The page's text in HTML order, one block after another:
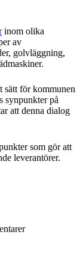
inom olika
av
golvläggning,
sätt för kommunen
synpunkter på
att denna dialog
som gör att
leverantörer.